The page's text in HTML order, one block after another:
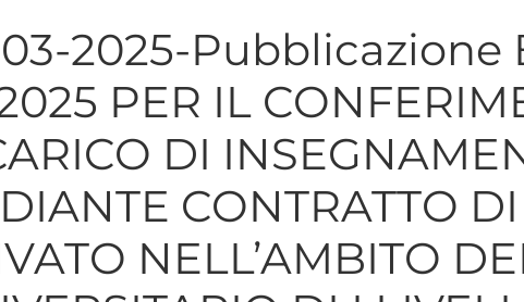
2025-Pubblicazione
PER IL
DI
CONTRATTO
NELL’AMBITO